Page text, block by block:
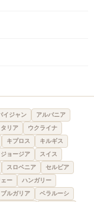
イジャン
アルバニア
タリア
ウクライナ
キプロス
キルギス
ジョージア
スイス
スロベニア
セルビア
ェー
ハンガリー
ブルガリア
ベラルーシ